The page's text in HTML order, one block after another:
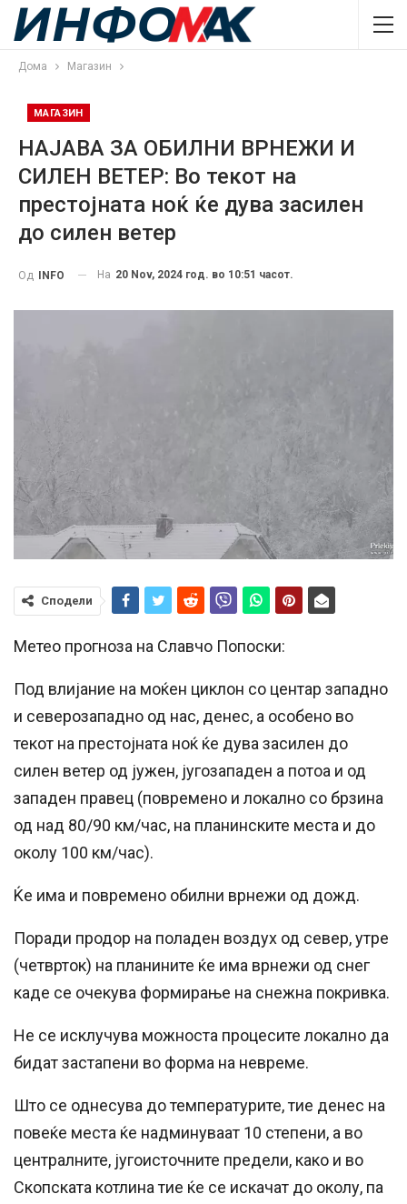
Дома Магазин
МАГАЗИН
НАЈАВА ЗА ОБИЛНИ ВРНЕЖИ И
СИЛЕН ВЕТЕР: Во текот на
престојната ноќ ќе дува засилен
до силен ветер
Од INFO На 20 Nov, 2024 год. во 10:51 часот.
Сподели
Метео прогноза на Славчо Попоски:
Под влијание на моќен циклон со центар западно
и северозападно од нас, денес, а особено во
текот на престојната ноќ ќе дува засилен до
силен ветер од јужен, југозападен а потоа и од
западен правец (повремено и локално со брзина
од над 80/90 км/час, на планинските места и до
околу 100 км/час).
Ќе има и повремено обилни врнежи од дожд.
Поради продор на поладен воздух од север, утре
(четврток) на планините ќе има врнежи од снег
каде се очекува формирање на снежна покривка.
Не се исклучува можноста процесите локално да
бидат застапени во форма на невреме.
Што се однесува до температурите, тие денес на
повеќе места ќе надминуваат 10 степени, а во
централните, југоисточните предели, како и во
Скопската котлина тие ќе се искачат до околу, па